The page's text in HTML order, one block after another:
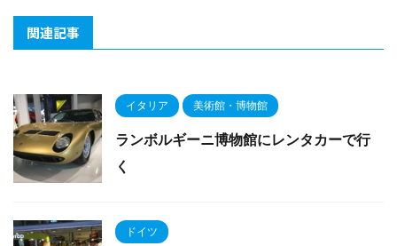
関連記事
イタリア 美術館・博物館
ランボルギーニ博物館にレンタカーで行
く
ドイツ